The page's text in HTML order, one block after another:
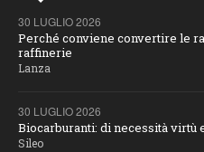
30 LUGLIO 2026
Perché conviene convertire le
raffinerie
Lanza
30 LUGLIO 2026
Biocarburanti: di necessità virtù
Sileo